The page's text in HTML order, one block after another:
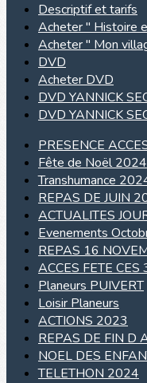
Descriptif et tarifs
Acheter " Histoire
Acheter " Mon
DVD
Acheter DVD
DVD YANNICK
DVD YANNICK
PRESENCE
Fête de Noël 2024
Transhumance
REPAS DE JUIN
ACTUALITES
Evenements
REPAS 16
ACCES FETE CES
Planeurs PUIVERT
Loisir Planeurs
ACTIONS 2023
REPAS DE FIN D
NOEL DES
TELETHON 2024